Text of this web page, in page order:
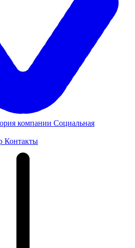
компании Социальная
Контакты